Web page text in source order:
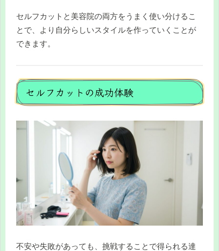
セルフカットと美容院の両方をうまく使い分けるこ
とで、より自分らしいスタイルを作っていくことが
できます。
セルフカットの成功体験
不安や失敗があっても、挑戦することで得られる達